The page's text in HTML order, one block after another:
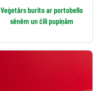
Veģetārs burito ar portobello
sēnēm un čili pupiņām